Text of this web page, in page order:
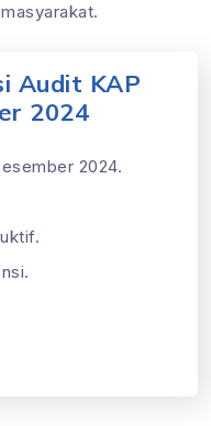
Audit KAP
2024
2024.